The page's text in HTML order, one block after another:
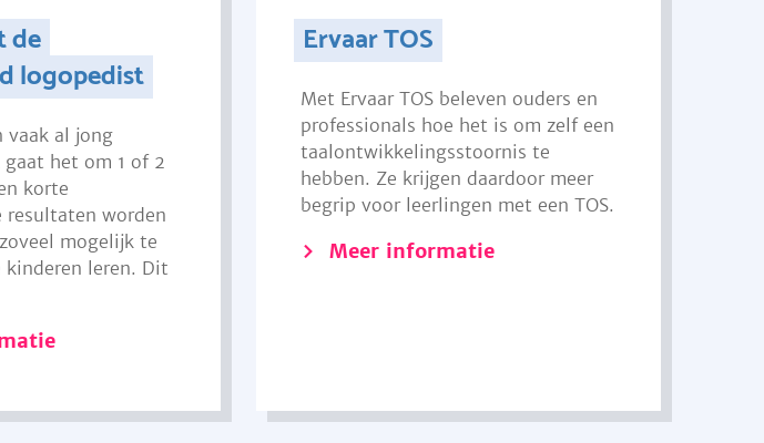
de
logopedist
vaak al jong
gaat het om 1 of 2
korte
resultaten worden
mogelijk te
kinderen leren. Dit
Ervaar TOS
Met Ervaar TOS beleven ouders en
professionals hoe het is om zelf een
taalontwikkelingsstoornis te
hebben. Ze krijgen daardoor meer
begrip voor leerlingen met een TOS.
Meer informatie